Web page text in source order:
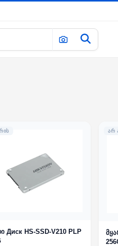
Диск HS-SSD-V210 PLP
ᲐᲠ